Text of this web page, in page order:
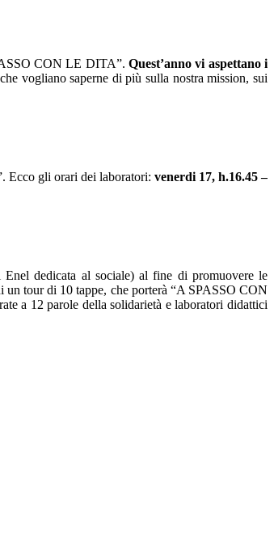
CON LE DITA”. Quest’anno vi aspettano i
vogliano saperne di più sulla nostra mission, sui
Ecco gli orari dei laboratori: venerdi 17, h.16.45 –
dedicata al sociale) al fine di promuovere le
tour di 10 tappe, che porterà “A SPASSO CON
a 12 parole della solidarietà e laboratori didattici